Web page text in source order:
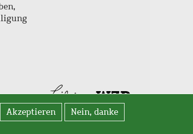
Akzeptieren Nein, danke